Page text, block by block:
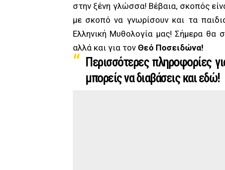
στην ξένη γλώσσα! Βέβαια, σκοπός
με σκοπό να γνωρίσουν και τα
Ελληνική Μυθολογία μας! Σήμερα θα
αλλά και για τον Θεό Ποσειδώνα!
Περισσότερες πληροφορίες
μπορείς να διαβάσεις και εδώ!